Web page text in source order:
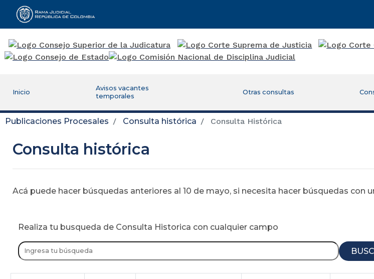
Rama Judicial
Inicio
Avisos vacantes
temporales
Otras consultas
Publicaciones Procesales Consulta histórica Consulta Histórica
Consulta histórica
Acá puede hacer búsquedas anteriores al 10 de mayo, si necesita hacer búsquedas
Realiza tu busqueda de Consulta Historica con cualquier campo